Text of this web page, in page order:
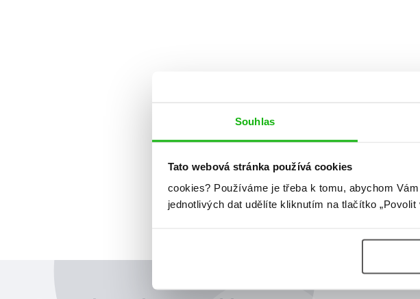
Souhlas
Tato webová stránka používá cookies
cookies? Používáme je třeba k tomu, abychom
jednotlivých dat udělíte kliknutím na tlačítko „Povolit